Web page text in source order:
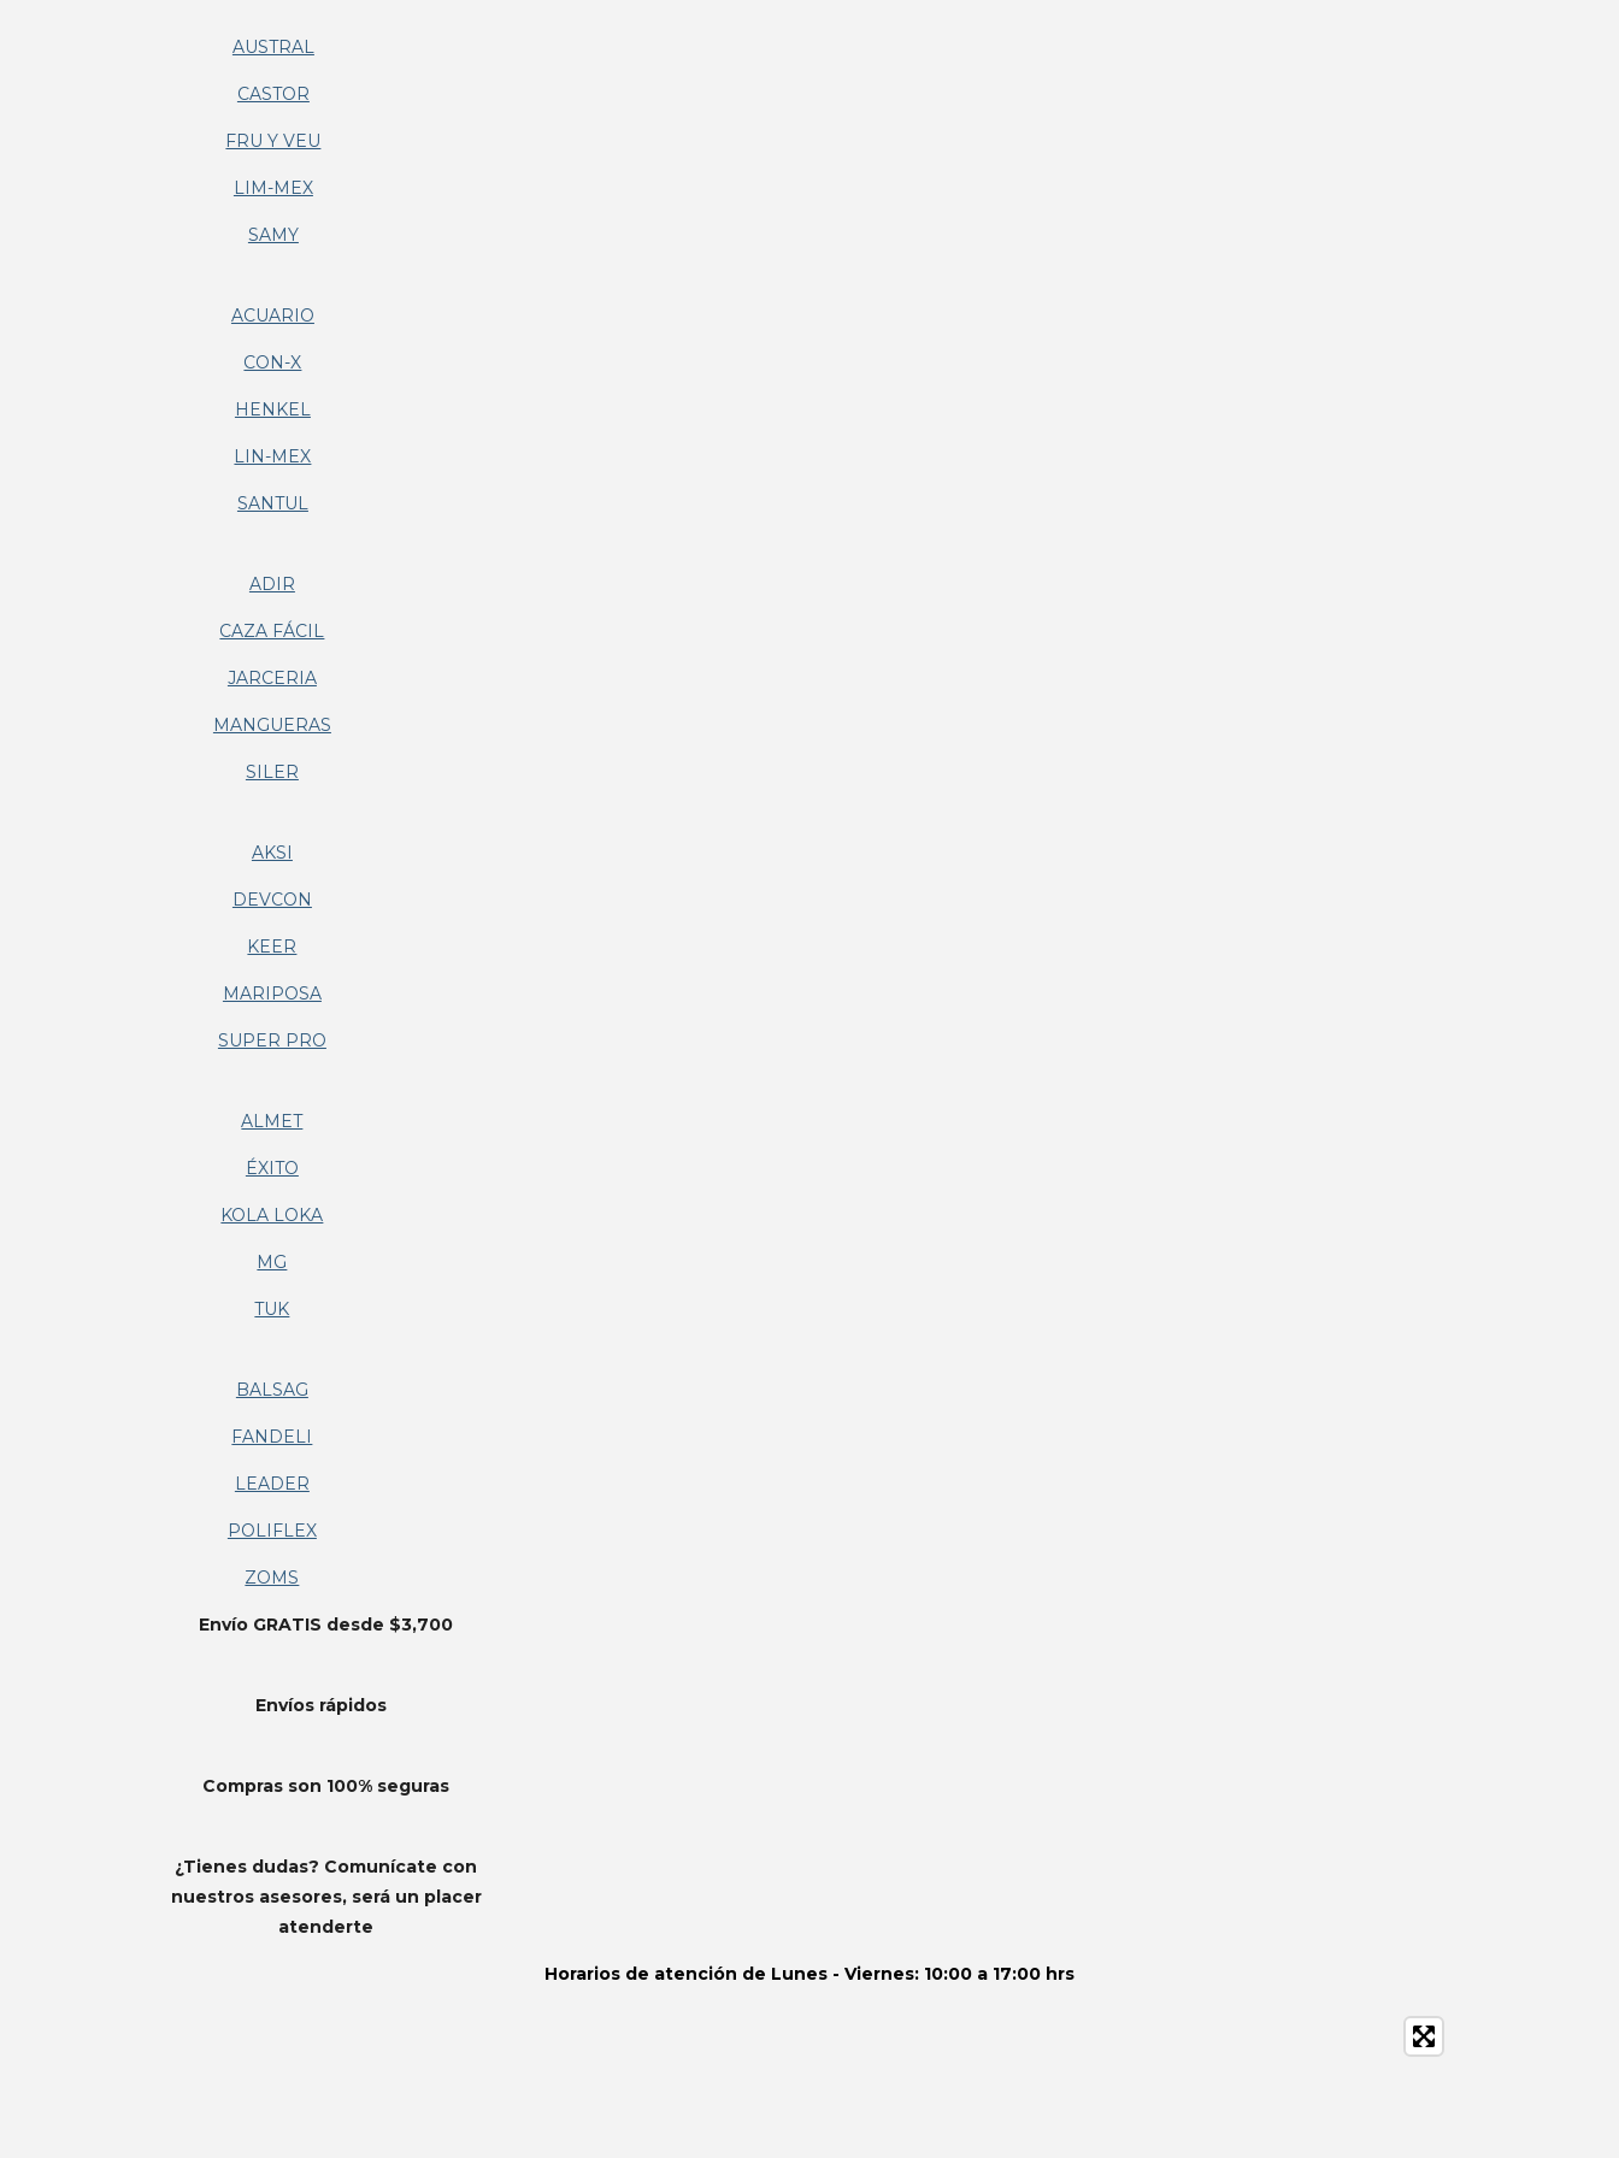
AUSTRAL
CASTOR
FRU Y VEU
LIM-MEX
SAMY
ACUARIO
CON-X
HENKEL
LIN-MEX
SANTUL
ADIR
CAZA FÁCIL
JARCERIA
MANGUERAS
SILER
AKSI
DEVCON
KEER
MARIPOSA
SUPER PRO
ALMET
ÉXITO
KOLA LOKA
MG
TUK
BALSAG
FANDELI
LEADER
POLIFLEX
ZOMS
Envío GRATIS desde $3,700
Envíos rápidos
Compras son 100% seguras
¿Tienes dudas? Comunícate con
nuestros asesores, será un placer
atenderte
Horarios de atención de Lunes - Viernes: 10:00 a 17:00 hrs